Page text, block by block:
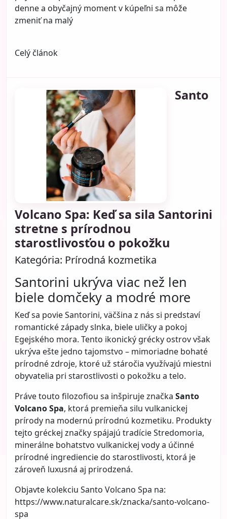
Celý článok
udržať zdravé vlasy aj pri
pravidelnom farbení: Triky od
kaderníkov, ktoré fungujú
Kategória:Krása
Farbenie vlasov je pre mnoho žien bežnou
súčasťou starostlivosti o vzhľad. Či už ide o
prekrytie šedín, oživenie prirodzenej farby alebo
úplnú zmenu štýlu, vlasy zohrávajú v celkovom
dojme veľkú úlohu. Problém však nastáva vtedy,
keď sa spolu s farbou začne zhoršovať aj kvalita
vlasov.
Suchosť, lámavosť, strata lesku alebo „unavený“
vzhľad vlasov patria medzi najčastejšie dôsledky
častého farbenia. Dobrou správou však je, že
farbenie nemusí automaticky znamenať
poškodené vlasy. Kľúčom je správna starostlivosť,
rozumné návyky a pochopenie toho, čo vlasy